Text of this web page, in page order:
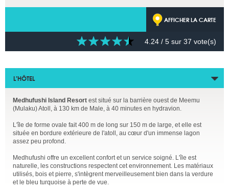
AFFICHER LA CARTE
4.24 / 5 sur 37 vote(s)
L’HÔTEL
Medhufushi Island Resort est situé sur la barrière ouest de Meemu
(Mulaku) Atoll, à 130 km de Male, à 40 minutes en hydravion.
L'île de forme ovale fait 400 m de long sur 150 m de large, et elle est
située en bordure extérieure de l'atoll, au cœur d'un immense lagon
assez peu profond.
Medhufushi offre un excellent confort et un service soigné. L'île est
naturelle, les constructions respectent cet environnement. Les matériaux
utilisés, bois et pierre, s'intègrent merveilleusement bien dans la verdure
et le bleu turquoise à perte de vue.